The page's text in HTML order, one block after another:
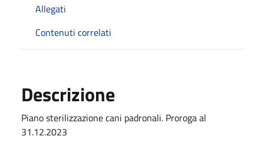
Allegati
Contenuti correlati
Descrizione
Piano sterilizzazione cani padronali. Proroga al
31.12.2023